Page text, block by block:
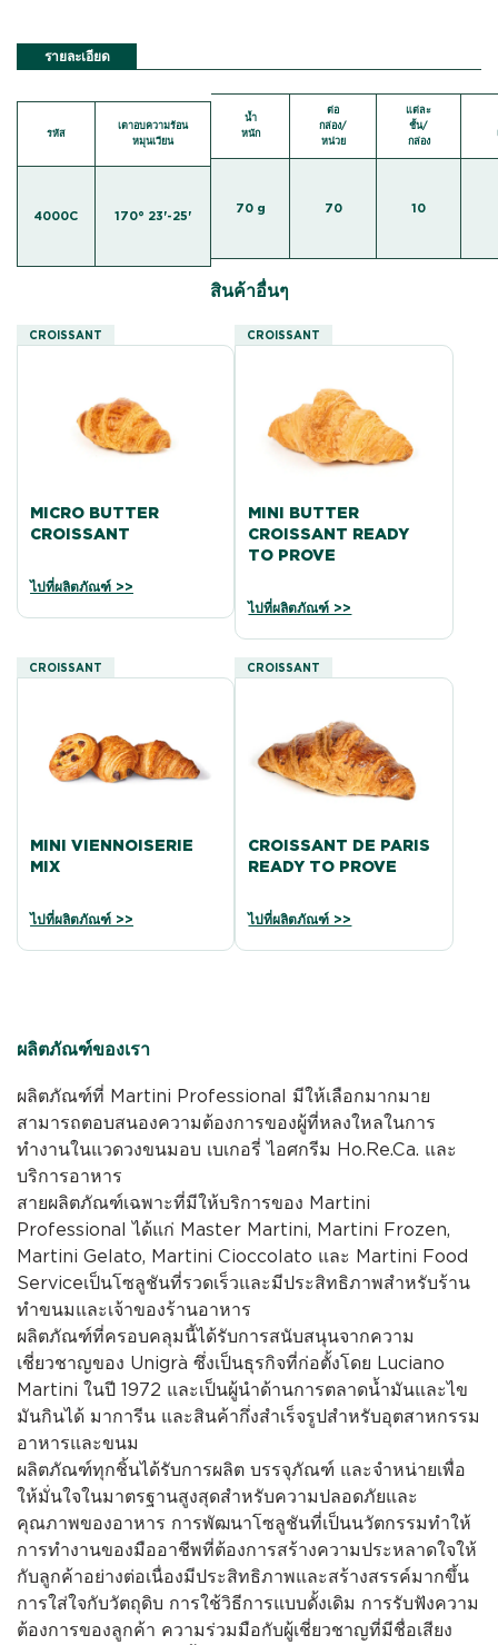
รายละเอียด
รหัส
เตาอบความร้อน
หมุนเวียน
4000C 170° 23'-25'
น้ำ
หนัก
ต่อ
กล่อง/
หน่วย
แต่ละ
ชั้น/
กล่อง
70 g 70 10
สินค้าอื่นๆ
CROISSANT
MICRO BUTTER
CROISSANT
ไปที่ผลิตภัณฑ์ >>
CROISSANT
MINI BUTTER
CROISSANT READY
TO PROVE
ไปที่ผลิตภัณฑ์ >>
CROISSANT
MINI VIENNOISERIE
MIX
ไปที่ผลิตภัณฑ์ >>
CROISSANT
CROISSANT DE PARIS
READY TO PROVE
ไปที่ผลิตภัณฑ์ >>
ผลิตภัณฑ์ของเรา
ผลิตภัณฑ์ที่ Martini Professional มีให้เลือกมากมาย
สามารถตอบสนองความต้องการของผู้ที่หลงใหลในการ
ทำงานในแวดวงขนมอบ เบเกอรี่ ไอศกรีม Ho.Re.Ca. และ
บริการอาหาร
สายผลิตภัณฑ์เฉพาะที่มีให้บริการของ Martini
Professional ได้แก่ Master Martini, Martini Frozen,
Martini Gelato, Martini Cioccolato และ Martini Food
Serviceเป็นโซลูชันที่รวดเร็วและมีประสิทธิภาพสำหรับร้าน
ทำขนมและเจ้าของร้านอาหาร
ผลิตภัณฑ์ที่ครอบคลุมนี้ได้รับการสนับสนุนจากความ
เชี่ยวชาญของ Unigrà ซึ่งเป็นธุรกิจที่ก่อตั้งโดย Luciano
Martini ในปี 1972 และเป็นผู้นำด้านการตลาดน้ำมันและไข
มันกินได้ มาการีน และสินค้ากึ่งสำเร็จรูปสำหรับอุตสาหกรรม
อาหารและขนม
ผลิตภัณฑ์ทุกชิ้นได้รับการผลิต บรรจุภัณฑ์ และจำหน่ายเพื่อ
ให้มั่นใจในมาตรฐานสูงสุดสำหรับความปลอดภัยและ
คุณภาพของอาหาร การพัฒนาโซลูชันที่เป็นนวัตกรรมทำให้
การทำงานของมืออาชีพที่ต้องการสร้างความประหลาดใจให้
กับลูกค้าอย่างต่อเนื่องมีประสิทธิภาพและสร้างสรรค์มากขึ้น
การใส่ใจกับวัตถุดิบ การใช้วิธีการแบบดั้งเดิม การรับฟังความ
ต้องการของลูกค้า ความร่วมมือกับผู้เชี่ยวชาญที่มีชื่อเสียง